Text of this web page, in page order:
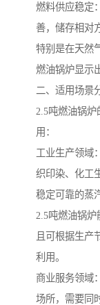
燃料供应稳定
善，储存相对
特别是在天然
燃油锅炉显示
二、适用场景
2.5吨燃油锅
用：
工业生产领域
织印染、化工
稳定可靠的蒸
2.5吨燃油锅炉
且可根据生产
利用。
商业服务领域
场所，需要同